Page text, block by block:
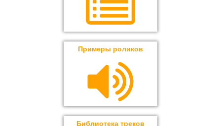
Примеры роликов
Библиотека треков